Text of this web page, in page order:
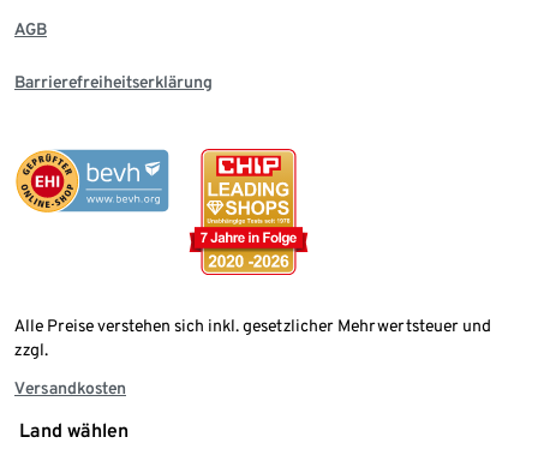
AGB
Barrierefreiheitserklärung
Alle Preise verstehen sich inkl. gesetzlicher Mehrwertsteuer und
zzgl.
Versandkosten
Land wählen